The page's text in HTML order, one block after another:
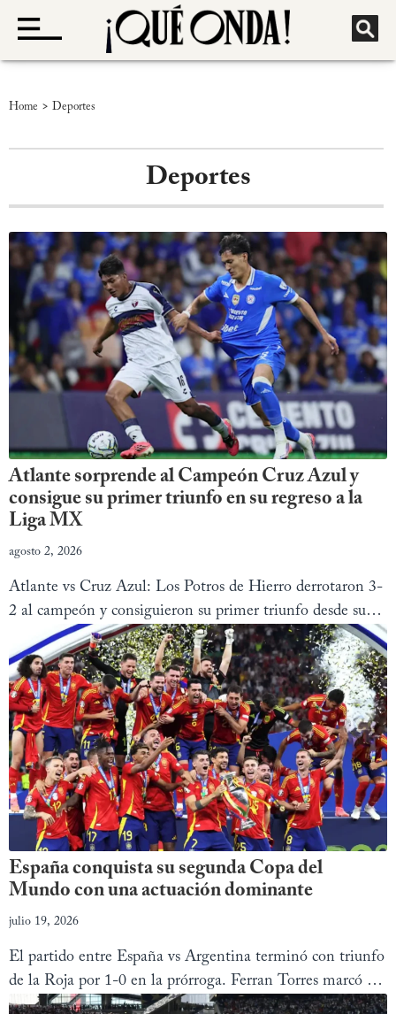
Home > Deportes
Deportes
Atlante sorprende al Campeón Cruz Azul y
consigue su primer triunfo en su regreso a la
Liga MX
agosto 2, 2026
Atlante vs Cruz Azul: Los Potros de Hierro derrotaron 3-
2 al campeón y consiguieron su primer triunfo desde su
regreso a la Liga MX.
España conquista su segunda Copa del
Mundo con una actuación dominante
julio 19, 2026
El partido entre España vs Argentina terminó con triunfo
de la Roja por 1-0 en la prórroga. Ferran Torres marcó el
gol que le dio a España su segundo Mundial.